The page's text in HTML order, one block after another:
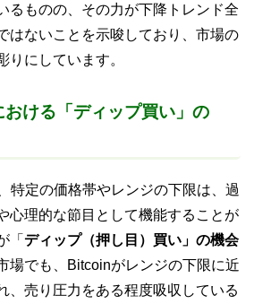
るものの、その力が下降トレンド全
はないことを示唆しており、市場の
りにしています。
おける「ディップ買い」の
特定の価格帯やレンジの下限は、過
心理的な節目として機能することが
「 ディップ（押し目）買い」の機会
場でも、Bitcoinがレンジの下限に近
、売り圧力をある程度吸収している